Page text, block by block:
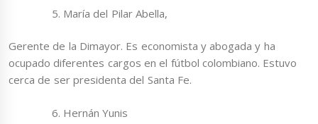
María del Pilar Abella,
Gerente de la Dimayor. Es economista y abogada y ha
ocupado diferentes cargos en el fútbol colombiano. Estuvo
cerca de ser presidenta del Santa Fe.
Hernán Yunis